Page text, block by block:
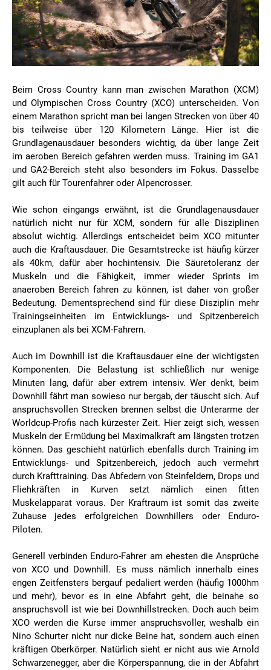
Beim Cross Country kann man zwischen Marathon (XCM)
und Olympischen Cross Country (XCO) unterscheiden. Von
einem Marathon spricht man bei langen Strecken von über 40
bis teilweise über 120 Kilometern Länge. Hier ist die
Grundlagenausdauer besonders wichtig, da über lange Zeit
im aeroben Bereich gefahren werden muss. Training im GA1
und GA2-Bereich steht also besonders im Fokus. Dasselbe
gilt auch für Tourenfahrer oder Alpencrosser.
Wie schon eingangs erwähnt, ist die Grundlagenausdauer
natürlich nicht nur für XCM, sondern für alle Disziplinen
absolut wichtig. Allerdings entscheidet beim XCO mitunter
auch die Kraftausdauer. Die Gesamtstrecke ist häufig kürzer
als 40km, dafür aber hochintensiv. Die Säuretoleranz der
Muskeln und die Fähigkeit, immer wieder Sprints im
anaeroben Bereich fahren zu können, ist daher von großer
Bedeutung. Dementsprechend sind für diese Disziplin mehr
Trainingseinheiten im Entwicklungs- und Spitzenbereich
einzuplanen als bei XCM-Fahrern.
Auch im Downhill ist die Kraftausdauer eine der wichtigsten
Komponenten. Die Belastung ist schließlich nur wenige
Minuten lang, dafür aber extrem intensiv. Wer denkt, beim
Downhill fährt man sowieso nur bergab, der täuscht sich. Auf
anspruchsvollen Strecken brennen selbst die Unterarme der
Worldcup-Profis nach kürzester Zeit. Hier zeigt sich, wessen
Muskeln der Ermüdung bei Maximalkraft am längsten trotzen
können. Das geschieht natürlich ebenfalls durch Training im
Entwicklungs- und Spitzenbereich, jedoch auch vermehrt
durch Krafttraining. Das Abfedern von Steinfeldern, Drops und
Fliehkräften in Kurven setzt nämlich einen fitten
Muskelapparat voraus. Der Kraftraum ist somit das zweite
Zuhause jedes erfolgreichen Downhillers oder Enduro-
Piloten.
Generell verbinden Enduro-Fahrer am ehesten die Ansprüche
von XCO und Downhill. Es muss nämlich innerhalb eines
engen Zeitfensters bergauf pedaliert werden (häufig 1000hm
und mehr), bevor es in eine Abfahrt geht, die beinahe so
anspruchsvoll ist wie bei Downhillstrecken. Doch auch beim
XCO werden die Kurse immer anspruchsvoller, weshalb ein
Nino Schurter nicht nur dicke Beine hat, sondern auch einen
kräftigen Oberkörper. Natürlich sieht er nicht aus wie Arnold
Schwarzenegger, aber die Körperspannung, die in der Abfahrt